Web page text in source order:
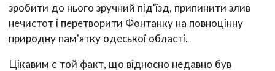
зробити до нього зручний під'їзд, припинити злив
нечистот і перетворити Фонтанку на повноцінну
природну пам'ятку одеської області.
Цікавим є той факт, що відносно недавно був